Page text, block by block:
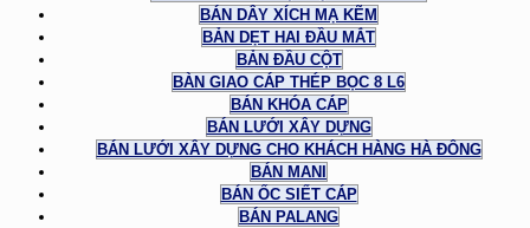
BÁN DÂY XÍCH MẠ KẼM
BẢN DẸT HAI ĐẦU MẮT
BẢN ĐẦU CỘT
BÀN GIAO CÁP THÉP BỌC 8 L6
BÁN KHÓA CÁP
BÁN LƯỚI XÂY DỰNG
BÁN LƯỚI XÂY DỰNG CHO KHÁCH HÀNG HÀ ĐÔNG
BÁN MANI
BÁN ỐC SIẾT CÁP
BÁN PALANG